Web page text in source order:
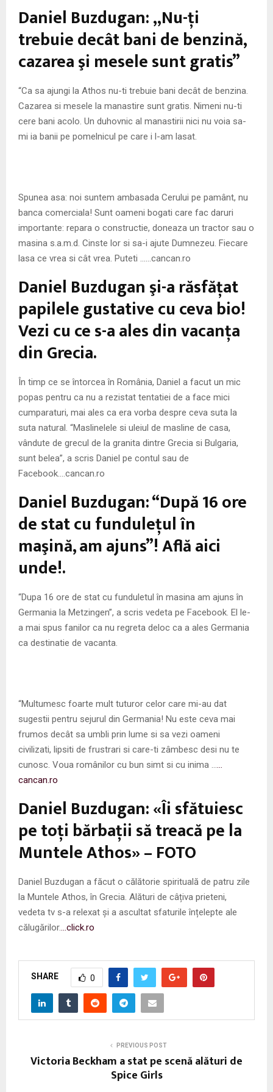
N
U
Daniel Buzdugan: „Nu-ţi
trebuie decât bani de benzină,
cazarea şi mesele sunt gratis”
“Ca sa ajungi la Athos nu-ti trebuie bani decât de benzina.
Cazarea si mesele la manastire sunt gratis. Nimeni nu-ti
cere bani acolo. Un duhovnic al manastirii nici nu voia sa-
mi ia banii pe pomelnicul pe care i l-am lasat.
Spunea asa: noi suntem ambasada Cerului pe pamânt, nu
banca comerciala! Sunt oameni bogati care fac daruri
importante: repara o constructie, doneaza un tractor sau o
masina s.a.m.d. Cinste lor si sa-i ajute Dumnezeu. Fiecare
lasa ce vrea si cât vrea. Puteti ……cancan.ro
Daniel Buzdugan şi-a răsfăţat
papilele gustative cu ceva bio!
Vezi cu ce s-a ales din vacanţa
din Grecia.
În timp ce se întorcea în România, Daniel a facut un mic
popas pentru ca nu a rezistat tentatiei de a face mici
cumparaturi, mai ales ca era vorba despre ceva suta la
suta natural. “Maslinelele si uleiul de masline de casa,
vândute de grecul de la granita dintre Grecia si Bulgaria,
sunt belea”, a scris Daniel pe contul sau de
Facebook….cancan.ro
Daniel Buzdugan: “După 16 ore
de stat cu funduleţul în
maşină, am ajuns”! Află aici
unde!.
“Dupa 16 ore de stat cu funduletul în masina am ajuns în
Germania la Metzingen”, a scris vedeta pe Facebook. El le-
a mai spus fanilor ca nu regreta deloc ca a ales Germania
ca destinatie de vacanta.
“Multumesc foarte mult tuturor celor care mi-au dat
sugestii pentru sejurul din Germania! Nu este ceva mai
frumos decât sa umbli prin lume si sa vezi oameni
civilizati, lipsiti de frustrari si care-ti zâmbesc desi nu te
cunosc. Voua românilor cu bun simt si cu inima …
cancan.ro
Daniel Buzdugan: «Îi sfătuiesc
pe toţi bărbaţii să treacă pe la
Muntele Athos» – FOTO
Daniel Buzdugan a făcut o călătorie spirituală de patru zile
la Muntele Athos, în Grecia. Alături de câțiva prieteni,
vedeta tv s-a relexat și a ascultat sfaturile înțelepte ale
călugărilor.
…click.ro
SHARE 0
PREVIOUS POST
Victoria Beckham a stat pe scenă alături de
Spice Girls